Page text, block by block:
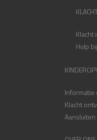
Klacht
Hulp
Informatie
Klacht
Aansluiten